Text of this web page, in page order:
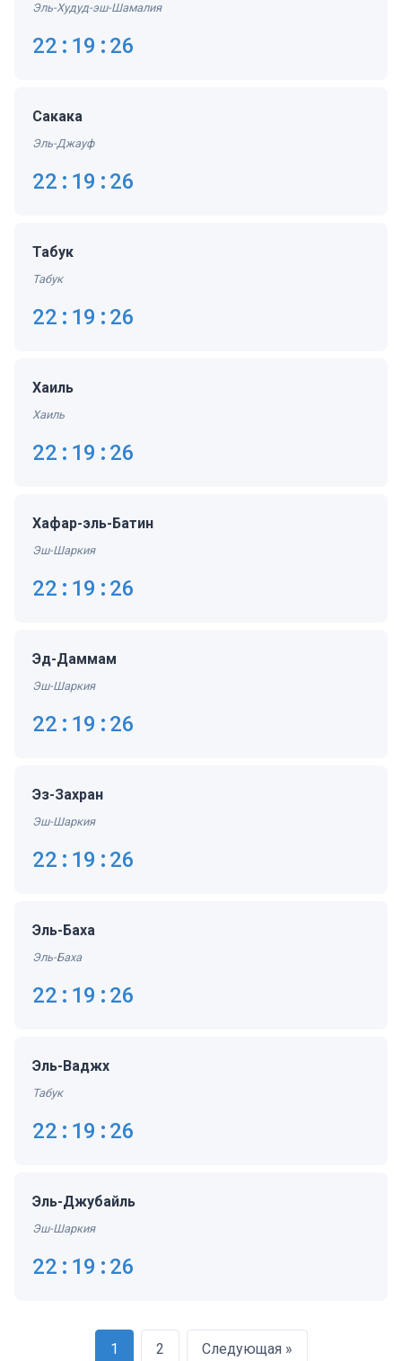
Эль-Худуд-эш-Шамалия
22:19:27
Сакака
Эль-Джауф
22:19:27
Табук
Табук
22:19:27
Хаиль
Хаиль
22:19:27
Хафар-эль-Батин
Эш-Шаркия
22:19:27
Эд-Даммам
Эш-Шаркия
22:19:27
Эз-Захран
Эш-Шаркия
22:19:27
Эль-Баха
Эль-Баха
22:19:27
Эль-Ваджх
Табук
22:19:27
Эль-Джубайль
Эш-Шаркия
22:19:27
1 2 Следующая »